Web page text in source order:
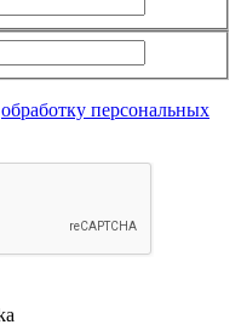
обработку персональных